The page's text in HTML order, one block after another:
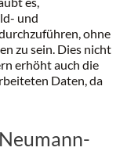
und
ohne
zu sein. Dies nicht
erhöht auch die
Daten, da